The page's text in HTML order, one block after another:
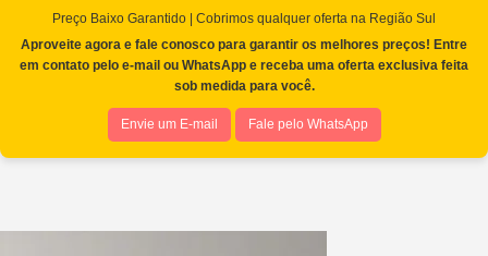
Preço Baixo Garantido | Cobrimos qualquer oferta na Região Sul
Aproveite agora e fale conosco para garantir os melhores preços! Entre
em contato pelo e-mail ou WhatsApp e receba uma oferta exclusiva feita
sob medida para você.
Envie um E-mail Fale pelo WhatsApp